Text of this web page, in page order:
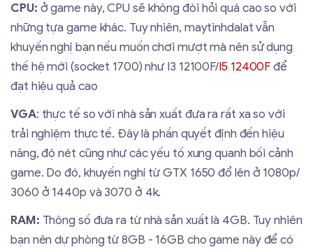
CPU: ở game này, CPU sẽ không đòi hỏi quá cao so với
những tựa game khác. Tuy nhiên, maytinhdalat vẫn
khuyến nghị bạn nếu muốn chơi mượt mà nên sử dụng
thế hệ mới (socket 1700) như I3 12100F/I5 12400Fđể
đạt hiệu quả cao
VGA: thực tế so với nhà sản xuất đưa ra rất xa so với
trải nghiệm thực tế. Đây là phần quyết định đến hiệu
năng, độ nét cũng như các yếu tố xung quanh bối cảnh
game. Do đó, khuyến nghị từ GTX 1650 đổ lên ở 1080p/
3060 ở 1440p và 3070 ở 4k.
RAM: Thông số đưa ra từ nhà sản xuất là 4GB. Tuy nhiên
bạn nên dự phòng từ 8GB - 16GB cho game này để có